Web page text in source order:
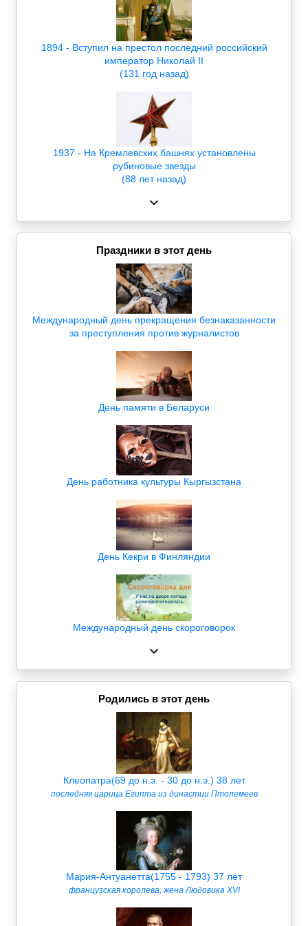
1894 - Вступил на престол последний российский
император Николай II
(131 год назад)
1937 - На Кремлевских башнях установлены
рубиновые звезды
(88 лет назад)
Праздники в этот день
Международный день прекращения безнаказанности
за преступления против журналистов
День памяти в Беларуси
День работника культуры Кыргызстана
День Кекри в Финляндии
Международный день скороговорок
Родились в этот день
Клеопатра(69 до н.э. - 30 до н.э.) 38 лет
последняя царица Египта из династии Птолемеев
Мария-Антуанетта(1755 - 1793) 37 лет
французская королева, жена Людовика XVI